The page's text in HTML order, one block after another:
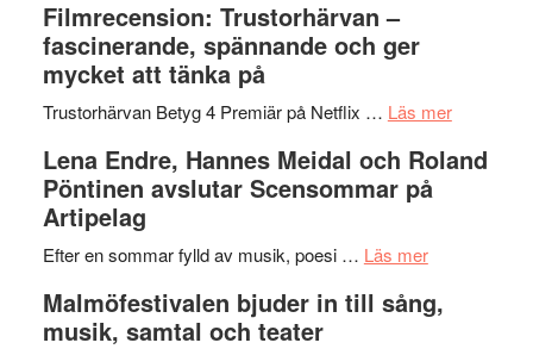
Scully
och
lättsam
2026
I
Delvis
genrens
terräng
Filmrecension: Trustorhärvan –
fascinerande, spännande och ger
mycket att tänka på
Trustorhärvan Betyg 4 Premiär på Netflix … Läs merom
Lena Endre, Hannes Meidal och Roland
Pöntinen avslutar Scensommar på
Artipelag
Efter en sommar fylld av musik, poesi … Läs merom
Endre,
Malmöfestivalen bjuder in till sång,
musik, samtal och teater